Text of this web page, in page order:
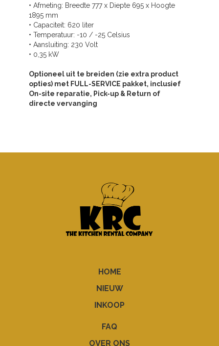
• Afmeting: Breedte 777 x Diepte 695 x Hoogte
1895 mm
• Capaciteit: 620 liter
• Temperatuur: -10 / -25 Celsius
• Aansluiting: 230 Volt
• 0,35 kW
Optioneel uit te breiden (zie extra product
opties) met FULL-SERVICE pakket, inclusief
On-site reparatie, Pick-up & Return of
directe vervanging
HOME
NIEUW
INKOOP
FAQ
OVER ONS